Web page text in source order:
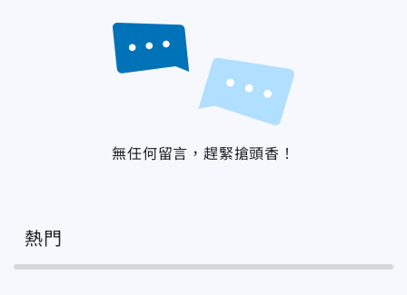
無任何留言，趕緊搶頭香！
熱門